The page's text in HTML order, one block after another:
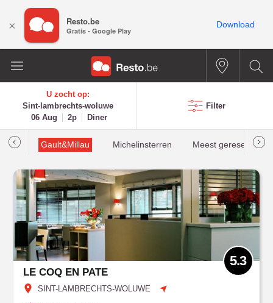
U zocht op:
Sint-lambrechts-woluwe
06 Aug
2p Diner
Filter
Gault&Millau Michelinsterren Meest gereserveerd
LE COQ EN PATE
SINT-LAMBRECHTS-WOLUWE
5.3
× Resto.be
Gratis - Google Play
Download